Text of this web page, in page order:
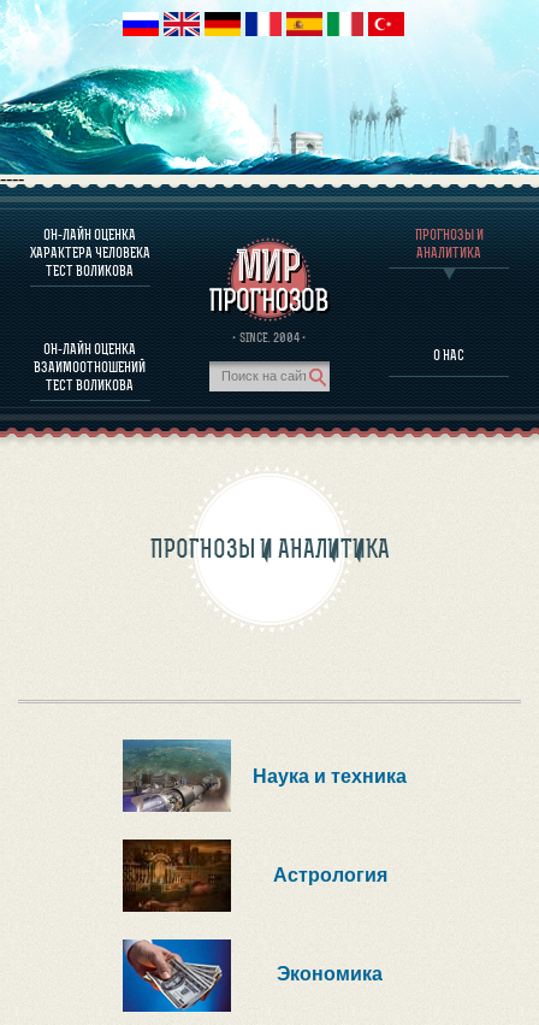
----
ОН-ЛАЙН ОЦЕНКА
ХАРАКТЕРА ЧЕЛОВЕКА
ТЕСТ ВОЛИКОВА
ОН-ЛАЙН ОЦЕНКА
ВЗАИМООТНОШЕНИЙ
ТЕСТ ВОЛИКОВА
· SINCE. 2004 ·
ПРОГНОЗЫ И
АНАЛИТИКА
О НАС
О ПРОГРАММЕ
ОЦЕНКА ХАРАКТЕРA ЧЕЛОВЕКА
ОЦЕНКА ХАРАКТЕРА ВЫДАЮЩИХСЯ ЛИЧНОСТЕЙ
О ПРОГРАММЕ
ПРОГНОЗЫ И АНАЛИТИКА
ПРОГНОЗЫ И АНАЛИТИКА
Наука и техника
Астрология
Экономика